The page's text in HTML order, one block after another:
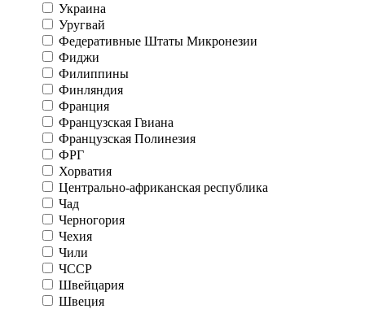
Украина
Уругвай
Федеративные Штаты Микронезии
Фиджи
Филиппины
Финляндия
Франция
Французская Гвиана
Французская Полинезия
ФРГ
Хорватия
Центрально-африканская республика
Чад
Черногория
Чехия
Чили
ЧССР
Швейцария
Швеция